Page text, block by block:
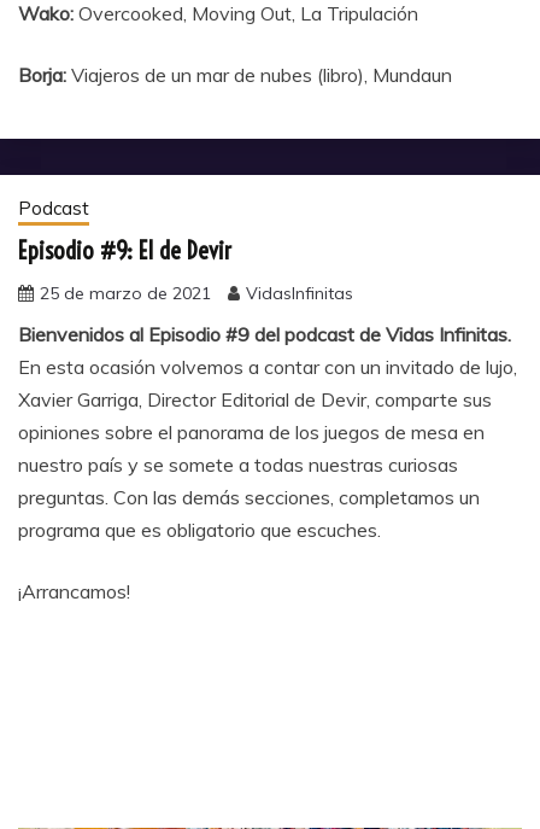
Wako: Overcooked, Moving Out, La Tripulación
Borja: Viajeros de un mar de nubes (libro), Mundaun
Podcast
Episodio #9: El de Devir
25 de marzo de 2021 VidasInfinitas
Bienvenidos al Episodio #9 del podcast de Vidas Infinitas.
En esta ocasión volvemos a contar con un invitado de lujo,
Xavier Garriga, Director Editorial de Devir, comparte sus
opiniones sobre el panorama de los juegos de mesa en
nuestro país y se somete a todas nuestras curiosas
preguntas. Con las demás secciones, completamos un
programa que es obligatorio que escuches.
¡Arrancamos!